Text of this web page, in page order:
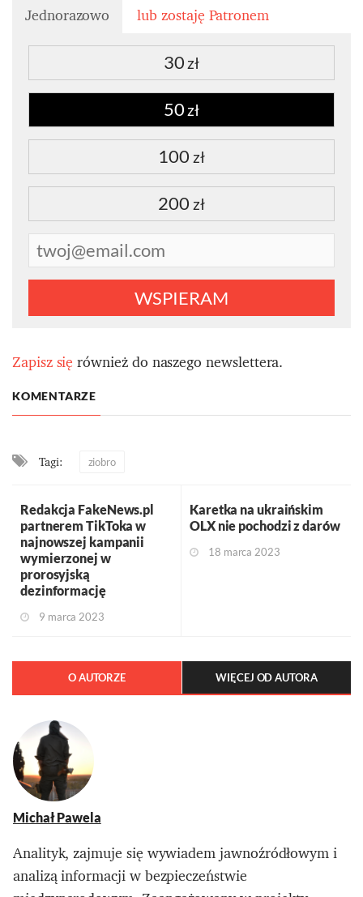
Jednorazowo
lub zostaję Patronem
30 zł
50 zł
100 zł
200 zł
WSPIERAM
Zapisz sięrównież do naszego newslettera.
KOMENTARZE
Tagi: ziobro
Redakcja FakeNews.pl
partnerem TikToka w
najnowszej kampanii
wymierzonej w
prorosyjską
dezinformację
9 marca 2023
Karetka na ukraińskim
OLX nie pochodzi z darów
18 marca 2023
O AUTORZE WIĘCEJ OD AUTORA
Michał Pawela
Analityk, zajmuje się wywiadem jawnoźródłowym i
analizą informacji w bezpieczeństwie